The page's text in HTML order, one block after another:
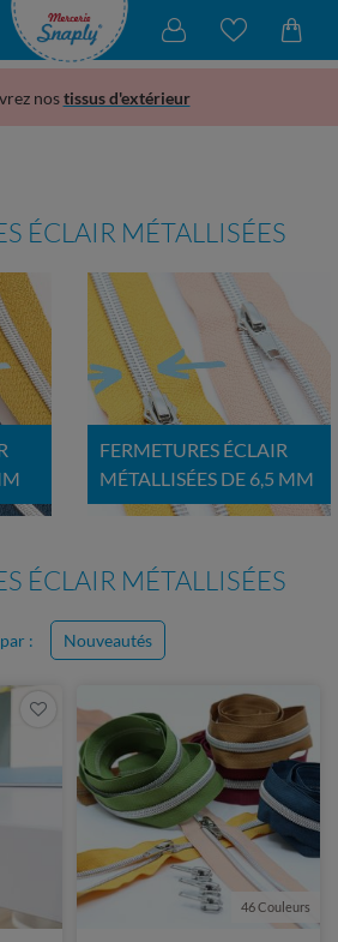
nostissus d'extérieur
ÉCLAIR MÉTALLISÉES
FERMETURES ÉCLAIR
MÉTALLISÉES DE 6,5 MM
ÉCLAIR MÉTALLISÉES
: Nouveautés
46 Couleurs